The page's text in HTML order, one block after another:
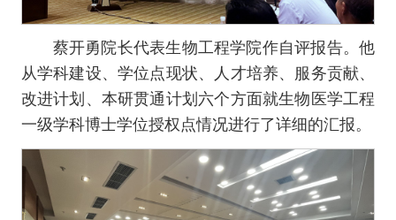
蔡开勇院长代表生物工程学院作自评报告。他
从学科建设、学位点现状、人才培养、服务贡献、
改进计划、本研贯通计划六个方面就生物医学工程
一级学科博士学位授权点情况进行了详细的汇报。